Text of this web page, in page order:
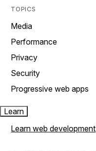
TOPICS
Media
Performance
Privacy
Security
Progressive web apps
Learn
Learn web development